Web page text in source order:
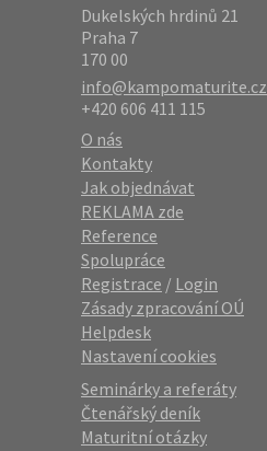
Dukelských hrdinů 21
Praha 7
170 00
info@kampomaturite.cz
+420 606 411 115
O nás
Kontakty
Jak objednávat
REKLAMA zde
Reference
Spolupráce
Registrace / Login
Zásady zpracování OÚ
Helpdesk
Nastavení cookies
Seminárky a referáty
Čtenářský deník
Maturitní otázky